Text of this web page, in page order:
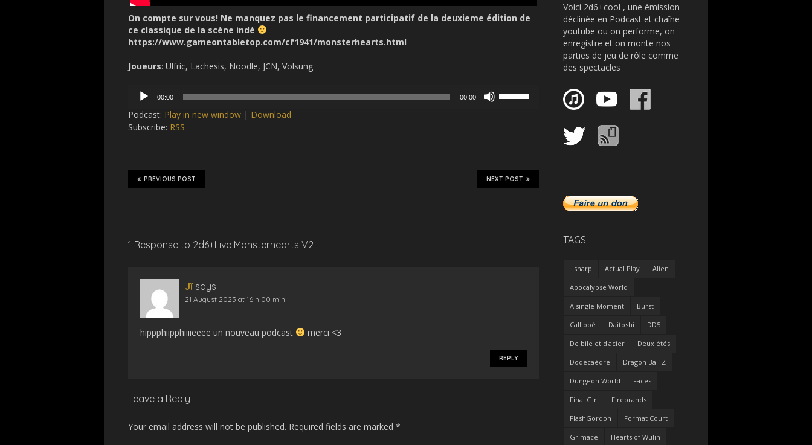
On compte sur vous! Ne manquez pas le financement participatif de la deuxieme édition de
ce classique de la scène indé
https://www.gameontabletop.com/cf1941/monsterhearts.html
Joueurs: Ulfric, Lachesis, Noodle, JCN, Volsung
Audio
Player
00:00 00:00
Up/Down
decrease
volume.
Podcast: Play in new window | Download
Subscribe: RSS
NEXT POST
PREVIOUS POST
1 Response to 2d6+Live Monsterhearts V2
Jî says:
21 August 2023 at 16 h 00 min
hippphiipphiiiieeee un nouveau podcast merci <3
REPLY
Leave a Reply
Your email address will not be published. Required fields are marked *
Voici 2d6+cool , une émission
déclinée en Podcast et chaîne
youtube ou on performe, on
enregistre et on monte nos
parties de jeu de rôle comme
des spectacles
TAGS
+sharp Actual Play Alien
Apocalypse World
A single Moment Burst
Calliopé Daitoshi DD5
De bile et d'acier Deux étés
Dodécaèdre Dragon Ball Z
Dungeon World Faces
Final Girl Firebrands
FlashGordon Format Court
Grimace Hearts of Wulin